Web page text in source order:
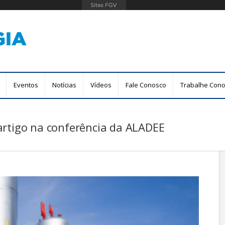
Pular
Eventos Notícias Vídeos Fale Conosco Trabalhe
na conferência da ALADEE